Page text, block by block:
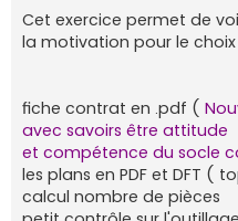
Cet exercice permet de
la motivation pour le
fiche contrat en .pdf (
avec savoirs être attitude
et compétence du socle
les plans en PDF et DFT (
calcul nombre de pièces